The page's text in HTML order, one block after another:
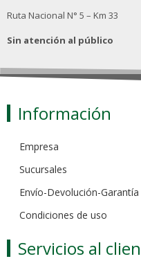
Ruta Nacional N° 5 – Km 33
Sin atención al público
Información
Empresa
Sucursales
Envío-Devolución-Garantía
Condiciones de uso
Servicios al